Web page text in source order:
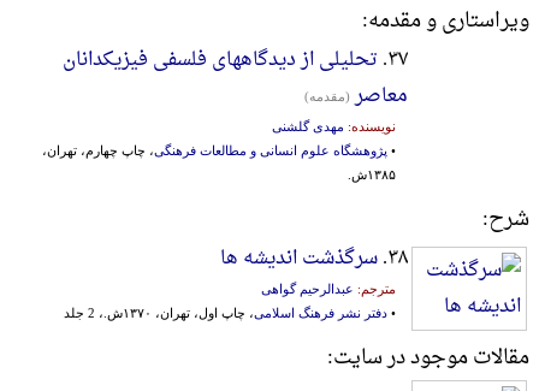
ویراستاری و مقدمه:
۳۷. تحلیلی از دیدگاههای فلسفی فیزیکدانان
معاصر (مقدمه)
نویسنده: مهدی گلشنی
• پژوهشگاه علوم انسانی و مطالعات فرهنگی، چاپ چهارم، تهران،
۱۳۸۵ش.
شرح:
۳۸. سرگذشت اندیشه ها
مترجم: عبدالرحیم گواهی
• دفتر نشر فرهنگ اسلامی، چاپ اول، تهران، ۱۳۷۰ش.، 2 جلد
مقالات موجود در سایت: